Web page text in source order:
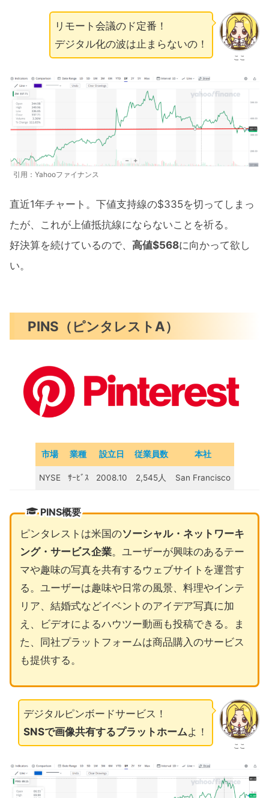
ここ
リモート会議のド定番！
デジタル化の波は止まらないの！
引用：Yahooファイナンス
直近1年チャート。下値支持線の$335を切ってしまっ
たが、これが上値抵抗線にならないことを祈る。
好決算を続けているので、 高値$568に向かって欲し
い。
PINS（ピンタレストA）
市場 業種 設立日 従業員数 本社
NYSE ｻｰﾋﾞｽ 2008.10 2,545人 San Francisco
PINS概要
ピンタレストは米国のソーシャル・ネットワーキ
ング・サービス企業。ユーザーが興味のあるテー
マや趣味の写真を共有するウェブサイトを運営す
る。ユーザーは趣味や日常の風景、料理やインテ
リア、結婚式などイベントのアイデア写真に加
え、ビデオによるハウツー動画も投稿できる。ま
た、同社プラットフォームは商品購入のサービス
も提供する。
ここ
デジタルピンボードサービス！
SNSで画像共有するプラットホームよ！